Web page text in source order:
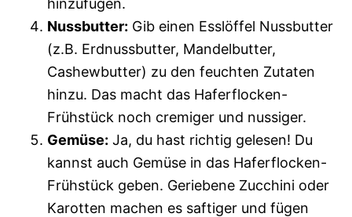
Nussbutter: Gib einen Esslöffel Nussbutter
(z.B. Erdnussbutter, Mandelbutter,
Cashewbutter) zu den feuchten Zutaten
hinzu. Das macht das Haferflocken-
Frühstück noch cremiger und nussiger.
Gemüse: Ja, du hast richtig gelesen! Du
kannst auch Gemüse in das Haferflocken-
Frühstück geben. Geriebene Zucchini oder
Karotten machen es saftiger und fügen